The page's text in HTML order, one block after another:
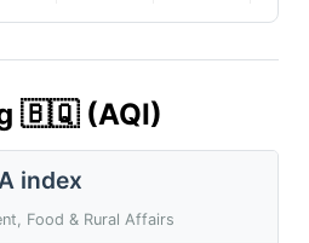
🇧🇶 (AQI)
index
Food & Rural Affairs